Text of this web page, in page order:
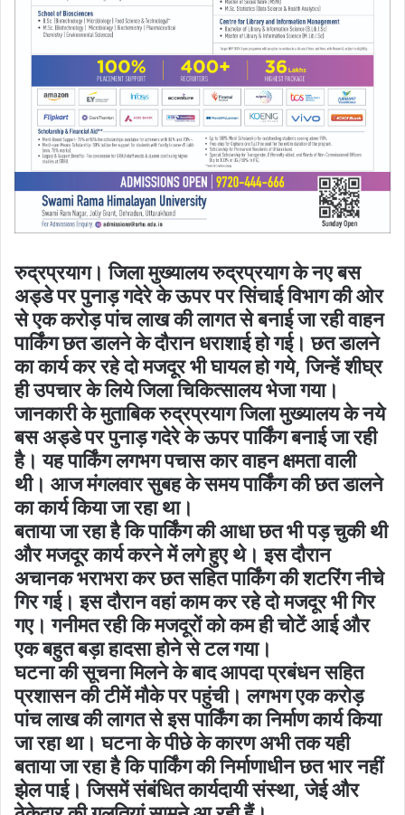
रुद्रप्रयाग। जिला मुख्यालय रुद्रप्रयाग के नए बस
अड्डे पर पुनाड़ गदेरे के ऊपर पर सिंचाई विभाग की ओर
से एक करोड़ पांच लाख की लागत से बनाई जा रही वाहन
पार्किंग छत डालने के दौरान धराशाई हो गई। छत डालने
का कार्य कर रहे दो मजदूर भी घायल हो गये, जिन्हें शीघ्र
ही उपचार के लिये जिला चिकित्सालय भेजा गया।
जानकारी के मुताबिक रुद्रप्रयाग जिला मुख्यालय के नये
बस अड्डे पर पुनाड़ गदेरे के ऊपर पार्किंग बनाई जा रही
है। यह पार्किंग लगभग पचास कार वाहन क्षमता वाली
थी। आज मंगलवार सुबह के समय पार्किंग की छत डालने
का कार्य किया जा रहा था।
बताया जा रहा है कि पार्किंग की आधा छत भी पड़ चुकी थी
और मजदूर कार्य करने में लगे हुए थे। इस दौरान
अचानक भराभरा कर छत सहित पार्किंग की शटरिंग नीचे
गिर गई। इस दौरान वहां काम कर रहे दो मजदूर भी गिर
गए। गनीमत रही कि मजदूरों को कम ही चोटें आई और
एक बहुत बड़ा हादसा होने से टल गया।
घटना की सूचना मिलने के बाद आपदा प्रबंधन सहित
प्रशासन की टीमें मौके पर पहुंची। लगभग एक करोड़
पांच लाख की लागत से इस पार्किंग का निर्माण कार्य किया
जा रहा था। घटना के पीछे के कारण अभी तक यही
बताया जा रहा है कि पार्किंग की निर्माणाधीन छत भार नहीं
झेल पाई। जिसमें संबंधित कार्यदायी संस्था, जेई और